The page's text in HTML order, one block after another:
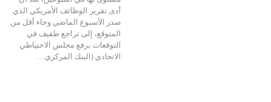
أدى تقرير الوظائف الأمريكي الذي
صدر الأسبوع الماضي وجاء أقل من
المتوقع، إلى ‌تراجع طفيف في
التوقعات برفع مجلس الاحتياطي
الاتحادي (البنك المركزي…